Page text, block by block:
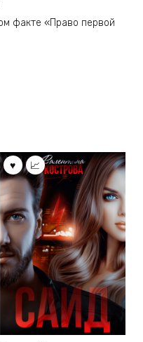
факте «Право первой